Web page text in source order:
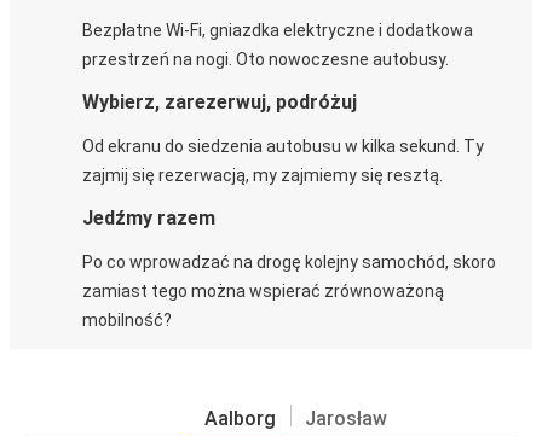
Bezpłatne Wi-Fi, gniazdka elektryczne i dodatkowa
przestrzeń na nogi. Oto nowoczesne autobusy.
Wybierz, zarezerwuj, podróżuj
Od ekranu do siedzenia autobusu w kilka sekund. Ty
zajmij się rezerwacją, my zajmiemy się resztą.
Jedźmy razem
Po co wprowadzać na drogę kolejny samochód, skoro
zamiast tego można wspierać zrównoważoną
mobilność?
Aalborg Jarosław